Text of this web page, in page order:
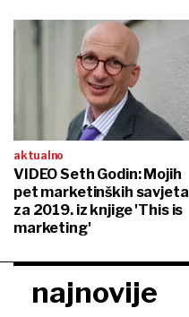
aktualno
VIDEO Seth Godin: Mojih
pet marketinških savjeta
za 2019. iz knjige 'This is
marketing'
najnovije